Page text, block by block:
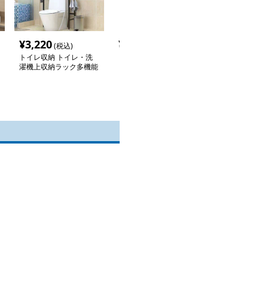
¥3,220(税込)
トイレ収納 トイレ・洗
濯機上収納ラック多機能
¥